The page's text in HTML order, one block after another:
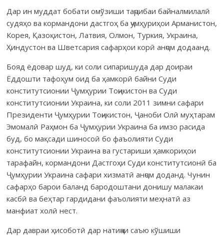
Дар ин муддат бобати омўзиши таҷрибаи байналмилалӣ
судяҳо ва кормандони дастгоҳ ба ҷумҳуриҳои Арманистон,
Корея, Қазоқистон, Латвия, Олмон, Туркия, Украина,
Ҳиндустон ва Шветсария сафарҳои корӣ анҷом додаанд.
Бояд ёдовар шуд, ки соли сипаришуда дар доираи
Ёддошти тафоҳум оид ба ҳамкорӣ байни Суди
конститутсионии Ҷумҳурии Тоҷикистон ва Суди
конститутсионии Украина, ки соли 2011 зимни сафари
Президенти Ҷумҳурии Тоҷикистон, Ҷаноби Олӣ муҳтарам
Эмомалӣ Раҳмон ба Ҷумҳурии Украина ба имзо расида
буд, бо мақсади шиносоӣ бо фаъолияти Суди
конститутсионии Украина ва густариши ҳамкориҳои
тарафайн, кормандони Дастгоҳи Суди конститутсионӣ ба
Ҷумҳурии Украина сафари хизматӣ анҷом доданд. Чунин
сафарҳо барои баланд бародоштани донишу малакаи
касбӣ ва беҳтар гардидани фаъолияти меҳнатӣ аз
манфиат холӣ нест.
Дар давраи ҳисоботӣ дар натиҷаи саъю кўшиши